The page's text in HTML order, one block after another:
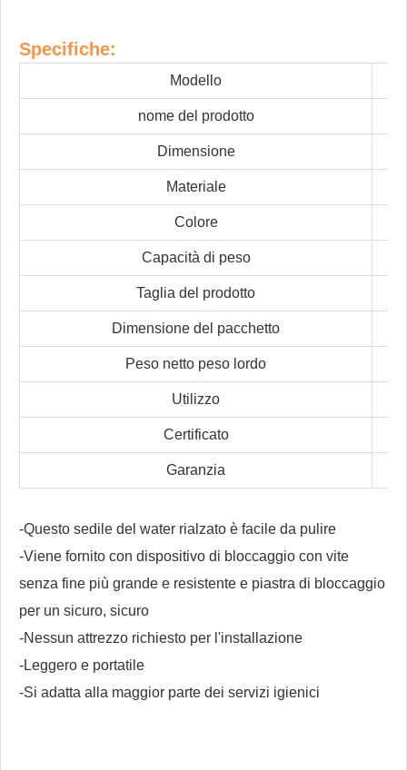
Specifiche:
Modello
nome del prodotto
Dimensione
Materiale
Colore
Capacità di peso
Taglia del prodotto
Dimensione del pacchetto
Peso netto peso lordo
Utilizzo
Certificato
Garanzia
-Questo sedile del water rialzato è facile da pulire
-Viene fornito con dispositivo di bloccaggio con vite
senza fine più grande e resistente e piastra di bloccaggio
per un sicuro, sicuro
-Nessun attrezzo richiesto per l'installazione
-Leggero e portatile
-Si adatta alla maggior parte dei servizi igienici